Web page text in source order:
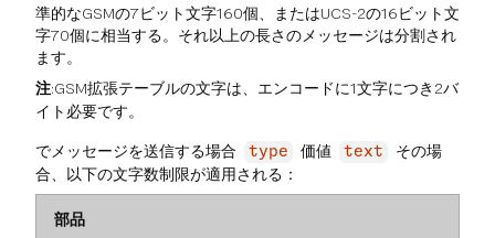
準的なGSMの7ビット文字160個、またはUCS-2の16ビット文
字70個に相当する。それ以上の長さのメッセージは分割され
ます。
注:GSM拡張テーブルの文字は、エンコードに1文字につき2バ
イト必要です。
でメッセージを送信する場合 type 価値 text
その場
合、以下の文字数制限が適用される：
部品